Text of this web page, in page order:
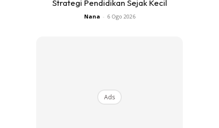
1 1/2 ekor ayam (sy masak 23 ketul hr tu)
2 biji bwg besar (dikisar)
Strategi Pendidikan Sejak Kecil
Nana - 6 Ogo 2026
Ads